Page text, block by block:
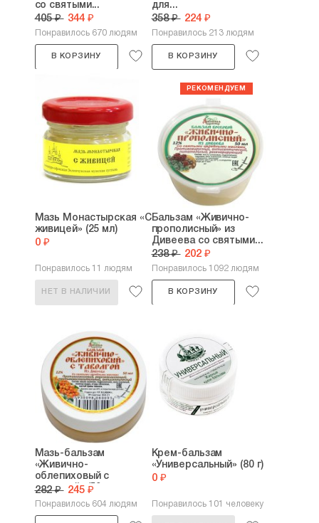
со святыми...
405 ₽ 344 ₽
Понравилось 670 людям
В КОРЗИНУ
для...
358 ₽ 224 ₽
Понравилось 213 людям
В КОРЗИНУ
Мазь Монастырская «С
живицей» (25 мл)
0 ₽
Понравилось 11 людям
НЕТ В НАЛИЧИИ
Бальзам «Живично-
прополисный» из
Дивеева со святыми...
238 ₽ 202 ₽
Понравилось 1092 людям
В КОРЗИНУ
Мазь-бальзам
«Живично-
облепиховый с
таволгой» (50...
282 ₽ 245 ₽
Понравилось 604 людям
Крем-бальзам
«Универсальный» (80 г)
0 ₽
Понравилось 101 человеку